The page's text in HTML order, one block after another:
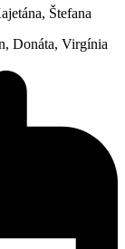
Štefana
Donáta, Virgínia